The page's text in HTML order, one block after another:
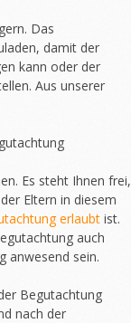
Das
damit der
kann oder der
Aus unserer
Es steht Ihnen frei,
Eltern in diesem
erlaubt ist.
auch
anwesend sein.
Begutachtung
nach der